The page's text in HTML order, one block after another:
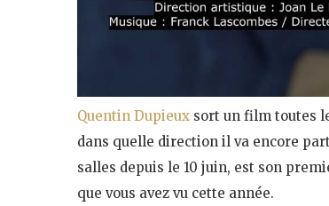
Quentin Dupieux sort un film toutes
dans quelle direction il va encore
salles depuis le 10 juin, est son
que vous avez vu cette année.